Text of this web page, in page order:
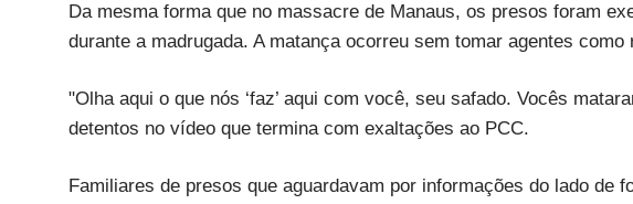
Da mesma forma que no massacre de Manaus, os presos foram
durante a madrugada. A matança ocorreu sem tomar agentes
"Olha aqui o que nós ‘faz’ aqui com você, seu safado. Vocês
detentos no vídeo que termina com exaltações ao PCC.
Familiares de presos que aguardavam por informações do lado de